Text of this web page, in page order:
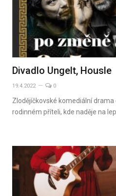
Divadlo Ungelt, Housle
19.4.2022 0
Zlodějíčkovské komediální drama
rodinném příteli, kde naděje na